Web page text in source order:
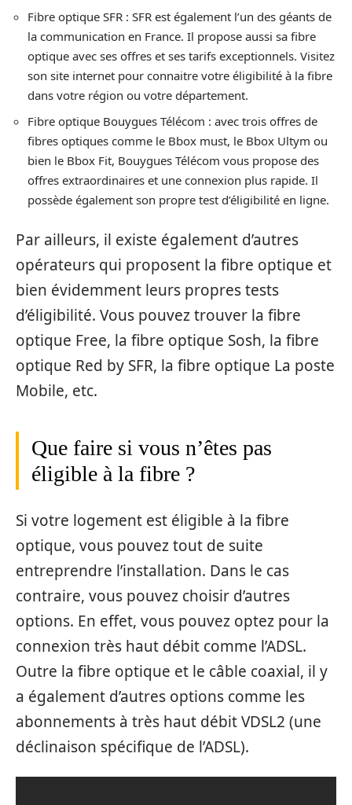
Fibre optique SFR : SFR est également l’un des géants de
la communication en France. Il propose aussi sa fibre
optique avec ses offres et ses tarifs exceptionnels. Visitez
son site internet pour connaitre votre éligibilité à la fibre
dans votre région ou votre département.
Fibre optique Bouygues Télécom : avec trois offres de
fibres optiques comme le Bbox must, le Bbox Ultym ou
bien le Bbox Fit, Bouygues Télécom vous propose des
offres extraordinaires et une connexion plus rapide. Il
possède également son propre test d’éligibilité en ligne.
Par ailleurs, il existe également d’autres
opérateurs qui proposent la fibre optique et
bien évidemment leurs propres tests
d’éligibilité. Vous pouvez trouver la fibre
optique Free, la fibre optique Sosh, la fibre
optique Red by SFR, la fibre optique La poste
Mobile, etc.
Que faire si vous n’êtes pas
éligible à la fibre ?
Si votre logement est éligible à la fibre
optique, vous pouvez tout de suite
entreprendre l’installation. Dans le cas
contraire, vous pouvez choisir d’autres
options. En effet, vous pouvez optez pour la
connexion très haut débit comme l’ADSL.
Outre la fibre optique et le câble coaxial, il y
a également d’autres options comme les
abonnements à très haut débit VDSL2 (une
déclinaison spécifique de l’ADSL).